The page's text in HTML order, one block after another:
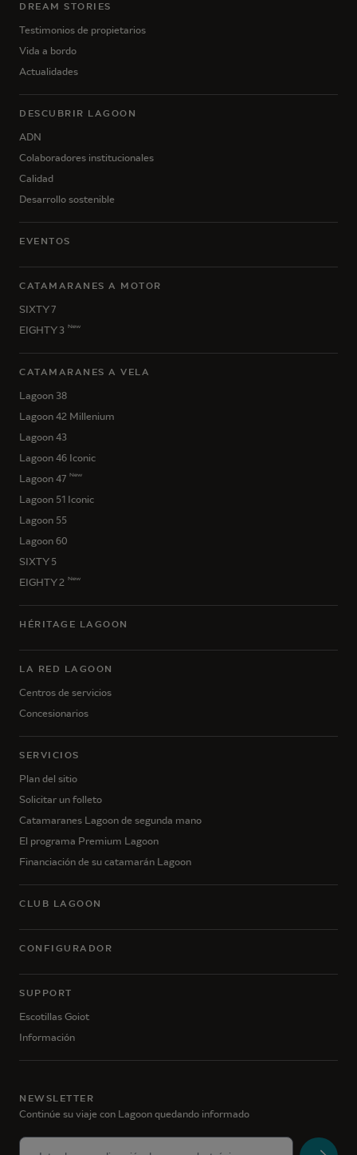
DREAM STORIES
Testimonios de propietarios
Vida a bordo
Actualidades
DESCUBRIR LAGOON
ADN
Colaboradores institucionales
Calidad
Desarrollo sostenible
EVENTOS
CATAMARANES A MOTOR
SIXTY 7
EIGHTY 3 New
CATAMARANES A VELA
Lagoon 38
Lagoon 42 Millenium
Lagoon 43
Lagoon 46 Iconic
Lagoon 47 New
Lagoon 51 Iconic
Lagoon 55
Lagoon 60
SIXTY 5
EIGHTY 2 New
HÉRITAGE LAGOON
LA RED LAGOON
Centros de servicios
Concesionarios
SERVICIOS
Plan del sitio
Solicitar un folleto
Catamaranes Lagoon de segunda mano
El programa Premium Lagoon
Financiación de su catamarán Lagoon
CLUB LAGOON
CONFIGURADOR
SUPPORT
Escotillas Goiot
Información
NEWSLETTER
Continúe su viaje con Lagoon quedando informado